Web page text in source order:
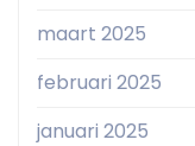
maart 2025
februari 2025
januari 2025